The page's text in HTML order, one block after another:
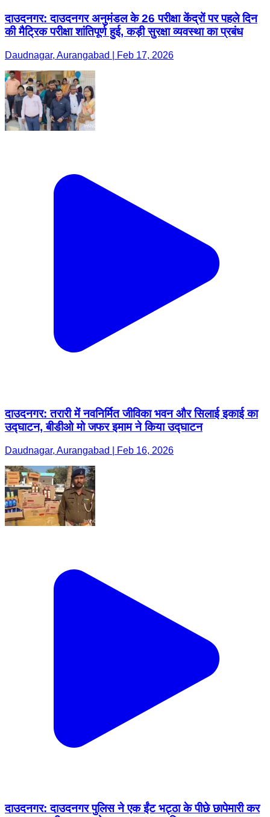
दाउदनगर: दाउदनगर अनुमंडल के 26 परीक्षा केंद्रों पर पहले दिन
की मैट्रिक परीक्षा शांतिपूर्ण हुई, कड़ी सुरक्षा व्यवस्था का प्रबंध
Daudnagar, Aurangabad | Feb 17, 2026
दाउदनगर: तरारी में नवनिर्मित जीविका भवन और सिलाई इकाई का
उद्घाटन, बीडीओ मो जफर इमाम ने किया उद्घाटन
Daudnagar, Aurangabad | Feb 16, 2026
दाउदनगर: दाउदनगर पुलिस ने एक ईंट भट्ठा के पीछे छापेमारी कर